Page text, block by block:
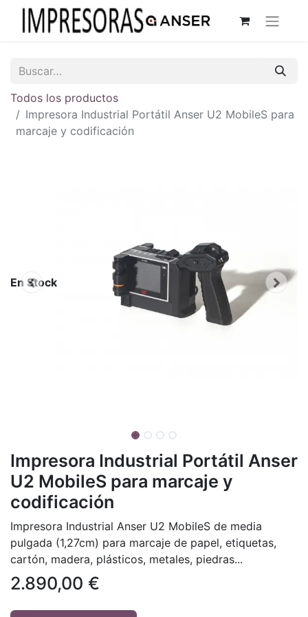
Todos los productos
Impresora Industrial Portátil Anser U2 MobileS para
marcaje y codificación
En Stock
Impresora Industrial Portátil Anser
U2 MobileS para marcaje y
codificación
Impresora Industrial Anser U2 MobileS de media
pulgada (1,27cm) para marcaje de papel, etiquetas,
cartón, madera, plásticos, metales, piedras...
2.890,00 €